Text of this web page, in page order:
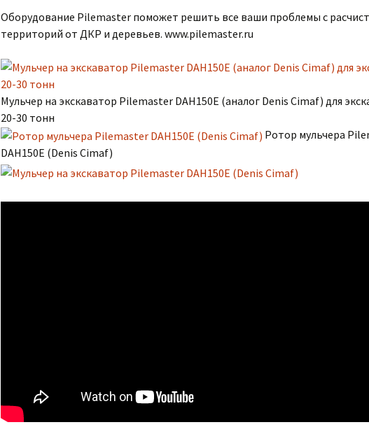
Оборудование Pilemaster поможет решить все ваши проблемы с
территорий от ДКР и деревьев. www.pilemaster.ru
Мульчер на экскаватор Pilemaster DAH150E (аналог Denis Cimaf) для
20-30 тонн
Ротор мульчера
DAH150E (Denis Cimaf)